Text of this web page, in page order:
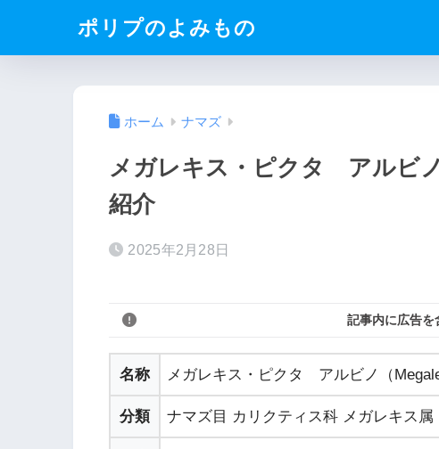
ポリプのよみもの
ホーム ナマズ
メガレキス・ピクタ アルビ
紹介
2025年2月28日
記事内に広告を
名称 メガレキス・ピクタ アルビノ（
分類 ナマズ目 カリクティス科 メガレキス属